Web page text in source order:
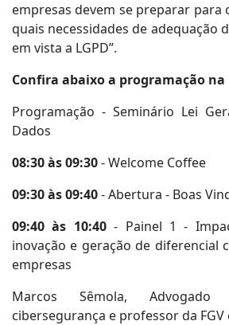
empresas devem se preparar para
quais necessidades de adequação
em vista a LGPD”.
Confira abaixo a programação
Programação - Seminário Lei
Dados
08:30 às 09:30- Welcome Coffee
09:30 às 09:40- Abertura - Boas
09:40 às 10:40- Painel 1 -
inovação e geração de diferencial
empresas
Marcos Sêmola, Advogado
cibersegurança e professor da FGV